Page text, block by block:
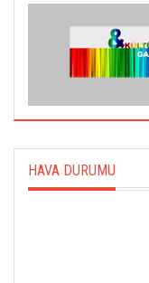
HAVA DURUMU